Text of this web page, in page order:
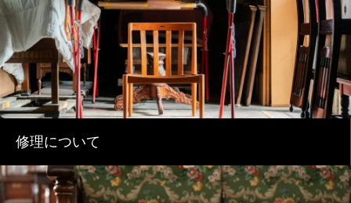
修理について